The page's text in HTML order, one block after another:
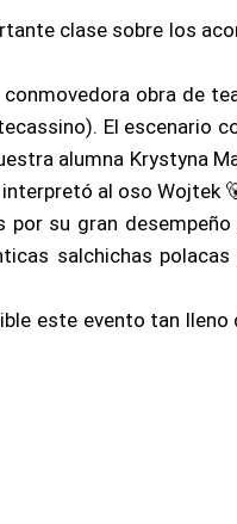
clase sobre los
obra de
El escenario
alumna Krystyna
interpretó al oso Wojtek
su gran
salchichas polacas
este evento tan lleno